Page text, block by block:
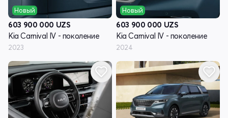
Новый
603 900 000 UZS
Kia Carnival IV - поколение
2023
Новый
603 900 000 UZS
Kia Carnival IV - поколение
2024